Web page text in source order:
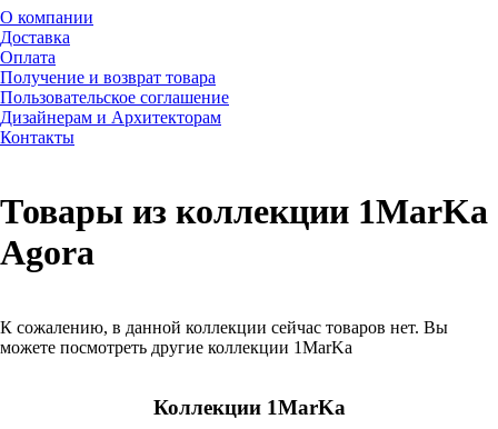
О компании
Доставка
Оплата
Получение и возврат товара
Пользовательское соглашение
Дизайнерам и Архитекторам
Контакты
Товары из коллекции 1MarKa
Agora
К сожалению, в данной коллекции сейчас товаров нет. Вы
можете посмотреть другие коллекции 1MarKa
Коллекции 1MarKa